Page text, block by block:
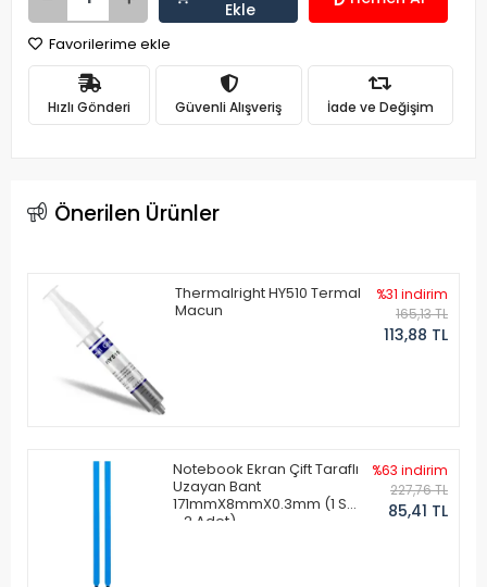
Ekle
Favorilerime ekle
Hızlı Gönderi Güvenli Alışveriş İade ve Değişim
Önerilen Ürünler
Thermalright HY510 Termal
Macun
%31 indirim
165,13 TL
113,88 TL
Notebook Ekran Çift Taraflı
Uzayan Bant
171mmX8mmX0.3mm (1 Set
- 2 Adet)
%63 indirim
227,76 TL
85,41 TL